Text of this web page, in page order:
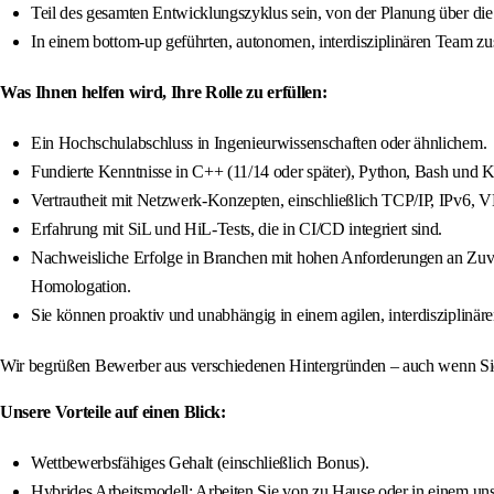
Teil des gesamten Entwicklungszyklus sein, von der Planung über
In einem bottom-up geführten, autonomen, interdisziplinären Team
Was Ihnen helfen wird, Ihre Rolle zu erfüllen:
Ein Hochschulabschluss in Ingenieurwissenschaften oder ähnlichem.
Fundierte Kenntnisse in C++ (11/14 oder später), Python, Bash
Vertrautheit mit Netzwerk-Konzepten, einschließlich TCP/IP,
Erfahrung mit SiL und HiL-Tests, die in CI/CD integriert sind.
Nachweisliche Erfolge in Branchen mit hohen Anforderungen an
Homologation.
Sie können proaktiv und unabhängig in einem agilen,
Wir begrüßen Bewerber aus verschiedenen Hintergründen – auch
Unsere Vorteile auf einen Blick:
Wettbewerbsfähiges Gehalt (einschließlich Bonus).